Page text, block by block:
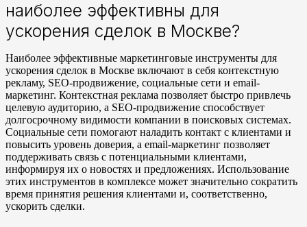
наиболее эффективны для
ускорения сделок в Москве?
Наиболее эффективные маркетинговые инструменты для
ускорения сделок в Москве включают в себя контекстную
рекламу, SEO-продвижение, социальные сети и email-
маркетинг. Контекстная реклама позволяет быстро привлечь
целевую аудиторию, а SEO-продвижение способствует
долгосрочному видимости компании в поисковых системах.
Социальные сети помогают наладить контакт с клиентами и
повысить уровень доверия, а email-маркетинг позволяет
поддерживать связь с потенциальными клиентами,
информируя их о новостях и предложениях. Использование
этих инструментов в комплексе может значительно сократить
время принятия решения клиентами и, соответственно,
ускорить сделки.